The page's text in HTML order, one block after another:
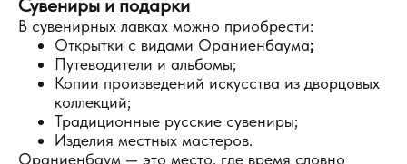
Сувениры и подарки
В сувенирных лавках можно приобрести:
Открытки с видами Ораниенбаума;
Путеводители и альбомы;
Копии произведений искусства из дворцовых
коллекций;
Традиционные русские сувениры;
Изделия местных мастеров.
Ораниенбаум — это место, где время словно